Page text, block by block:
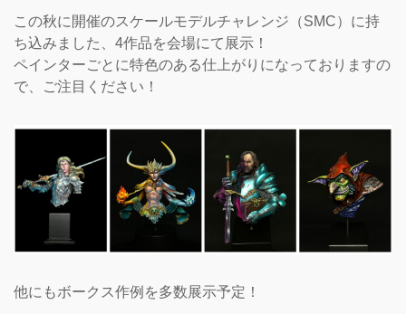
この秋に開催のスケールモデルチャレンジ（SMC）に持
ち込みました、4作品を会場にて展示！
ペインターごとに特色のある仕上がりになっておりますの
で、ご注目ください！
他にもボークス作例を多数展示予定！